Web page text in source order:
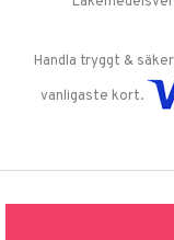
Handla tryggt &
vanligaste kort.